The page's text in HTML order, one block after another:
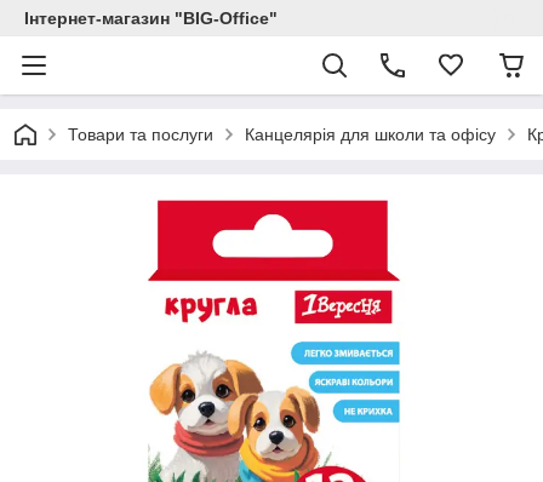
Інтернет-магазин "BIG-Office"
Товари та послуги Канцелярія для школи та офісу